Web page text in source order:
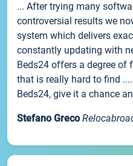
... After trying many
controversial results we
system which delivers
constantly updating with
Beds24 offers a degree
that is really hard to find
Beds24, give it a chance
Stefano Greco